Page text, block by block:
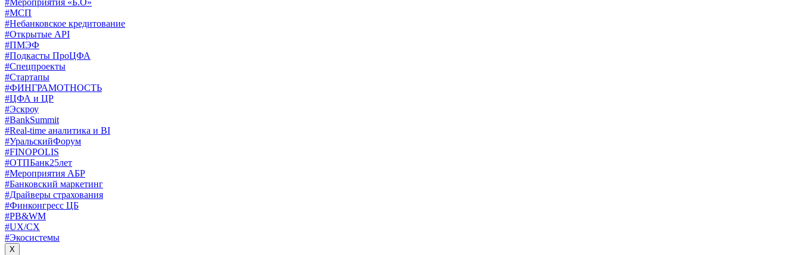
#Мероприятия «Б.О»
#МСП
#Небанковское кредитование
#Открытые API
#ПМЭФ
#Подкасты ПроЦФА
#Спецпроекты
#Стартапы
#ФИНГРАМОТНОСТЬ
#ЦФА и ЦР
#Эскроу
#BankSummit
#Real-time аналитика и BI
#УральскийФорум
#FINOPOLIS
#ОТПБанк25лет
#Мероприятия АБР
#Банковский маркетинг
#Драйверы страхования
#Финконгресс ЦБ
#PB&WM
#UX/CX
#Экосистемы
X